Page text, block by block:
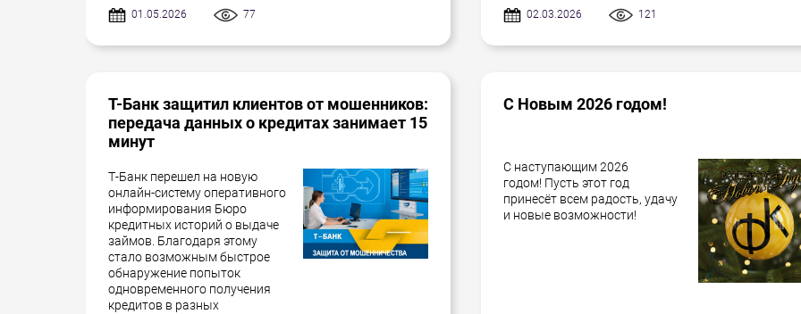
01.05.2026 77 02.03.2026 121
Т-Банк защитил клиентов от мошенников:
передача данных о кредитах занимает 15
минут
Т-Банк перешел на новую
онлайн-систему оперативного
информирования Бюро
кредитных историй о выдаче
займов. Благодаря этому
стало возможным быстрое
обнаружение попыток
одновременного получения
кредитов в разных
С Новым 2026 годом!
С наступающим 2026
годом! Пусть этот год
принесёт всем радость, удачу
и новые возможности!